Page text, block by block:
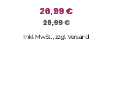
26,99 €
28,99 €
Inkl. MwSt. ,zzgl.Versand